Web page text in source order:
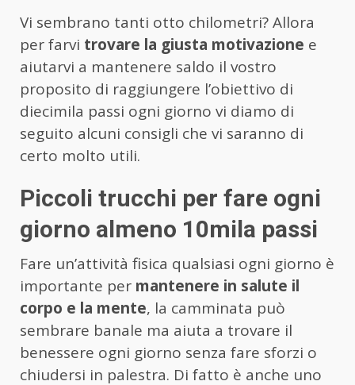
Vi sembrano tanti otto chilometri? Allora
per farvi trovare la giusta motivazione e
aiutarvi a mantenere saldo il vostro
proposito di raggiungere l’obiettivo di
diecimila passi ogni giorno vi diamo di
seguito alcuni consigli che vi saranno di
certo molto utili.
Piccoli trucchi per fare ogni
giorno almeno 10mila passi
Fare un’attività fisica qualsiasi ogni giorno è
importante per mantenere in salute il
corpo e la mente, la camminata può
sembrare banale ma aiuta a trovare il
benessere ogni giorno senza fare sforzi o
chiudersi in palestra. Di fatto è anche uno